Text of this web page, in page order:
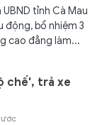
tỉnh Cà Mau
động, bổ nhiệm 3
cao đẳng làm...
chế', trả xe